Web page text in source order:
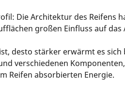
Die Architektur des Reifens
großen Einfluss auf
desto stärker erwärmt es
verschiedenen
Reifen absorbierten Energie.